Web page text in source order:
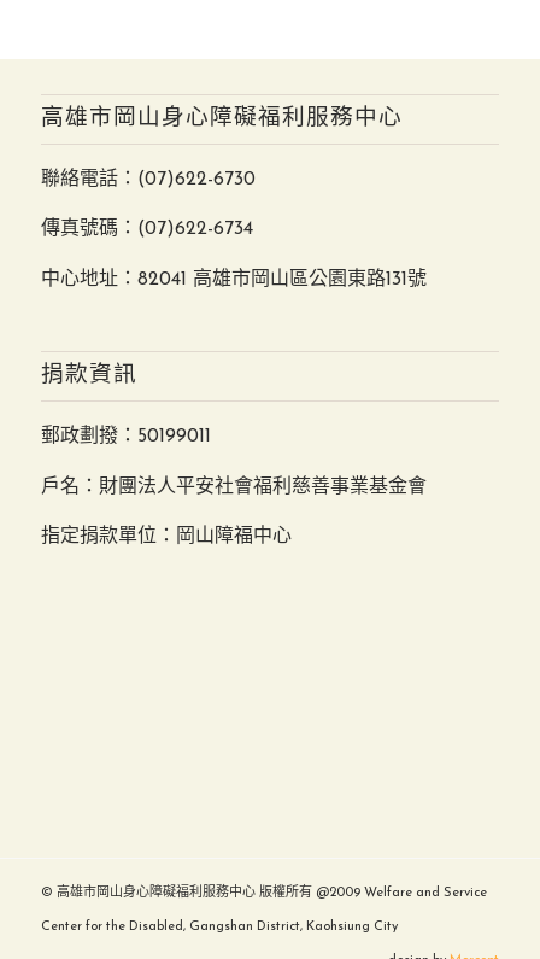
高雄市岡山身心障礙福利服務中心
聯絡電話： (07)622-6730
傳真號碼：(07)622-6734
中心地址：82041 高雄市岡山區公園東路131號
捐款資訊
郵政劃撥：50199011
戶名：財團法人平安社會福利慈善事業基金會
指定捐款單位：岡山障福中心
© 高雄市岡山身心障礙福利服務中心 版權所有 @2009 Welfare and Service
Center for the Disabled, Gangshan District, Kaohsiung City